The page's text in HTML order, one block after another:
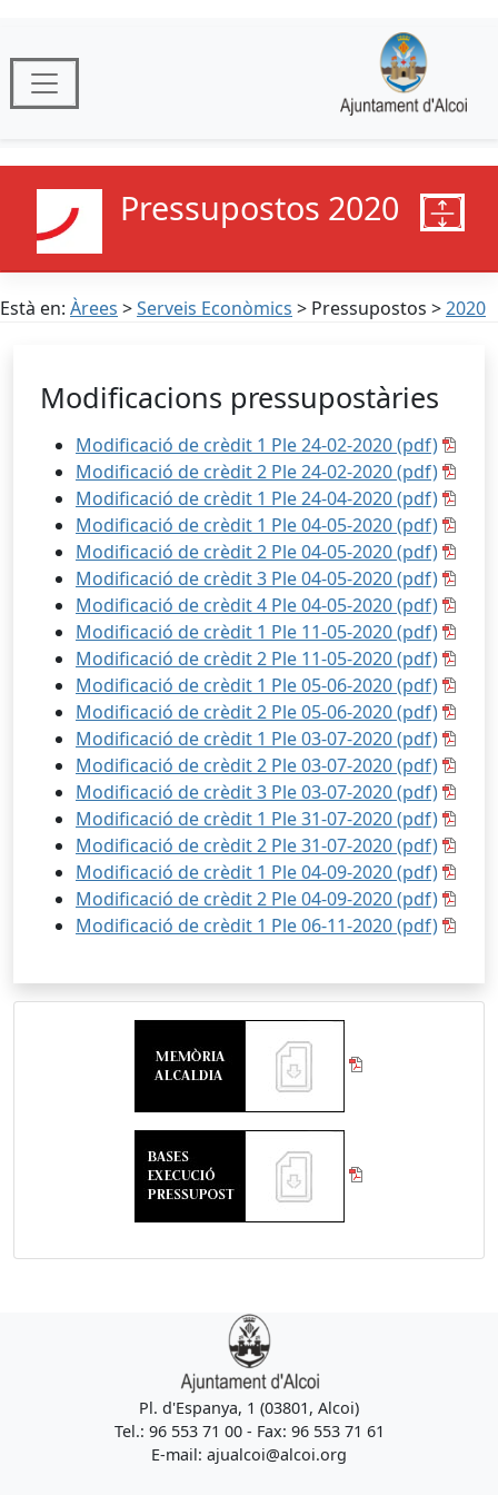
Pressupostos 2020
Està en: Àrees >Serveis Econòmics > Pressupostos >2020
Modificacions pressupostàries
Modificació de crèdit 1 Ple 24-02-2020 (pdf)
Modificació de crèdit 2 Ple 24-02-2020 (pdf)
Modificació de crèdit 1 Ple 24-04-2020 (pdf)
Modificació de crèdit 1 Ple 04-05-2020 (pdf)
Modificació de crèdit 2 Ple 04-05-2020 (pdf)
Modificació de crèdit 3 Ple 04-05-2020 (pdf)
Modificació de crèdit 4 Ple 04-05-2020 (pdf)
Modificació de crèdit 1 Ple 11-05-2020 (pdf)
Modificació de crèdit 2 Ple 11-05-2020 (pdf)
Modificació de crèdit 1 Ple 05-06-2020 (pdf)
Modificació de crèdit 2 Ple 05-06-2020 (pdf)
Modificació de crèdit 1 Ple 03-07-2020 (pdf)
Modificació de crèdit 2 Ple 03-07-2020 (pdf)
Modificació de crèdit 3 Ple 03-07-2020 (pdf)
Modificació de crèdit 1 Ple 31-07-2020 (pdf)
Modificació de crèdit 2 Ple 31-07-2020 (pdf)
Modificació de crèdit 1 Ple 04-09-2020 (pdf)
Modificació de crèdit 2 Ple 04-09-2020 (pdf)
Modificació de crèdit 1 Ple 06-11-2020 (pdf)
Pl. d'Espanya, 1 (03801, Alcoi)
Tel.: 96 553 71 00 - Fax: 96 553 71 61
E-mail: ajualcoi@alcoi.org